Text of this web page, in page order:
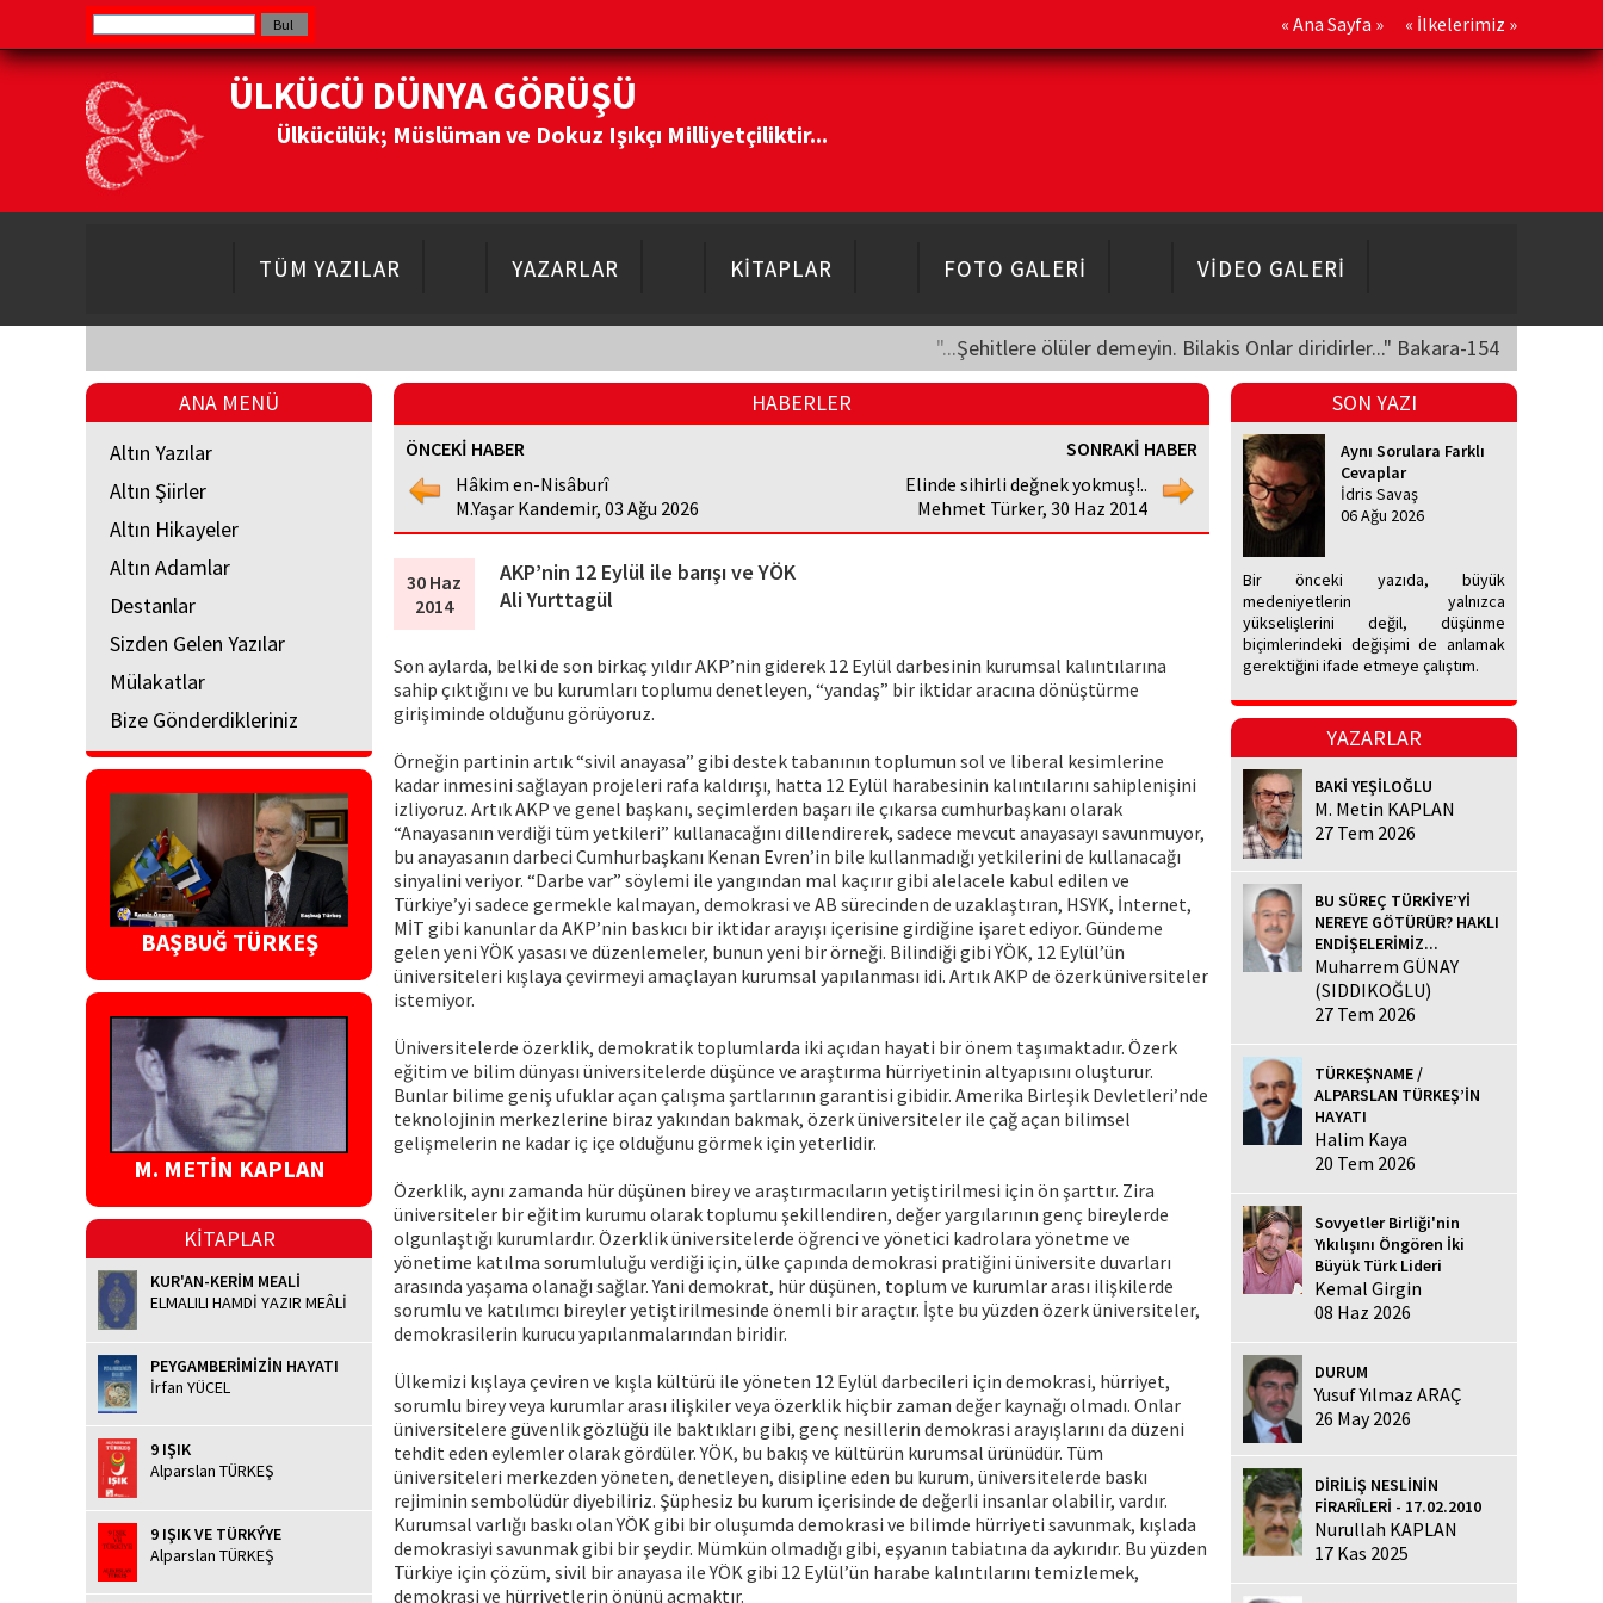
« Ana Sayfa » « İlkelerimiz »
ÜLKÜCÜ DÜNYA GÖRÜŞÜ
Ülkücülük; Müslüman ve Dokuz Işıkçı Milliyetçiliktir...
TÜM YAZILAR YAZARLAR KİTAPLAR FOTO GALERİ VİDEO GALERİ
"...Şehitlere ölüler demeyin. Bilakis Onlar diridirler..." Bakara-154
ANA MENÜ
Altın Yazılar
Altın Şiirler
Altın Hikayeler
Altın Adamlar
Destanlar
Sizden Gelen Yazılar
Mülakatlar
Bize Gönderdikleriniz
BAŞBUĞ TÜRKEŞ
M. METİN KAPLAN
KİTAPLAR
KUR'AN-KERİM MEALİ
ELMALILI HAMDİ YAZIR MEÂLİ
PEYGAMBERİMİZİN HAYATI
İrfan YÜCEL
9 IŞIK
Alparslan TÜRKEŞ
9 IŞIK VE TÜRKÝYE
Alparslan TÜRKEŞ
HABERLER
ÖNCEKİ HABER
Hâkim en-Nisâburî
M.Yaşar Kandemir, 03 Ağu 2026
SONRAKİ HABER
Elinde sihirli değnek yokmuş!..
Mehmet Türker, 30 Haz 2014
30 Haz
2014
AKP’nin 12 Eylül ile barışı ve YÖK
Ali Yurttagül
Son aylarda, belki de son birkaç yıldır AKP’nin giderek 12 Eylül darbesinin kurumsal kalıntılarına
sahip çıktığını ve bu kurumları toplumu denetleyen, “yandaş” bir iktidar aracına dönüştürme
girişiminde olduğunu görüyoruz.
Örneğin partinin artık “sivil anayasa” gibi destek tabanının toplumun sol ve liberal kesimlerine
kadar inmesini sağlayan projeleri rafa kaldırışı, hatta 12 Eylül harabesinin kalıntılarını sahiplenişini
izliyoruz. Artık AKP ve genel başkanı, seçimlerden başarı ile çıkarsa cumhurbaşkanı olarak
“Anayasanın verdiği tüm yetkileri” kullanacağını dillendirerek, sadece mevcut anayasayı savunmuyor,
bu anayasanın darbeci Cumhurbaşkanı Kenan Evren’in bile kullanmadığı yetkilerini de kullanacağı
sinyalini veriyor. “Darbe var” söylemi ile yangından mal kaçırır gibi alelacele kabul edilen ve
Türkiye’yi sadece germekle kalmayan, demokrasi ve AB sürecinden de uzaklaştıran, HSYK, İnternet,
MİT gibi kanunlar da AKP’nin baskıcı bir iktidar arayışı içerisine girdiğine işaret ediyor. Gündeme
gelen yeni YÖK yasası ve düzenlemeler, bunun yeni bir örneği. Bilindiği gibi YÖK, 12 Eylül’ün
üniversiteleri kışlaya çevirmeyi amaçlayan kurumsal yapılanması idi. Artık AKP de özerk üniversiteler
istemiyor.
Üniversitelerde özerklik, demokratik toplumlarda iki açıdan hayati bir önem taşımaktadır. Özerk
eğitim ve bilim dünyası üniversitelerde düşünce ve araştırma hürriyetinin altyapısını oluşturur.
Bunlar bilime geniş ufuklar açan çalışma şartlarının garantisi gibidir. Amerika Birleşik Devletleri’nde
teknolojinin merkezlerine biraz yakından bakmak, özerk üniversiteler ile çağ açan bilimsel
gelişmelerin ne kadar iç içe olduğunu görmek için yeterlidir.
Özerklik, aynı zamanda hür düşünen birey ve araştırmacıların yetiştirilmesi için ön şarttır. Zira
üniversiteler bir eğitim kurumu olarak toplumu şekillendiren, değer yargılarının genç bireylerde
olgunlaştığı kurumlardır. Özerklik üniversitelerde öğrenci ve yönetici kadrolara yönetme ve
yönetime katılma sorumluluğu verdiği için, ülke çapında demokrasi pratiğini üniversite duvarları
arasında yaşama olanağı sağlar. Yani demokrat, hür düşünen, toplum ve kurumlar arası ilişkilerde
sorumlu ve katılımcı bireyler yetiştirilmesinde önemli bir araçtır. İşte bu yüzden özerk üniversiteler,
demokrasilerin kurucu yapılanmalarından biridir.
Ülkemizi kışlaya çeviren ve kışla kültürü ile yöneten 12 Eylül darbecileri için demokrasi, hürriyet,
sorumlu birey veya kurumlar arası ilişkiler veya özerklik hiçbir zaman değer kaynağı olmadı. Onlar
üniversitelere güvenlik gözlüğü ile baktıkları gibi, genç nesillerin demokrasi arayışlarını da düzeni
tehdit eden eylemler olarak gördüler. YÖK, bu bakış ve kültürün kurumsal ürünüdür. Tüm
üniversiteleri merkezden yöneten, denetleyen, disipline eden bu kurum, üniversitelerde baskı
rejiminin sembolüdür diyebiliriz. Şüphesiz bu kurum içerisinde de değerli insanlar olabilir, vardır.
Kurumsal varlığı baskı olan YÖK gibi bir oluşumda demokrasi ve bilimde hürriyeti savunmak, kışlada
demokrasiyi savunmak gibi bir şeydir. Mümkün olmadığı gibi, eşyanın tabiatına da aykırıdır. Bu yüzden
Türkiye için çözüm, sivil bir anayasa ile YÖK gibi 12 Eylül’ün harabe kalıntılarını temizlemek,
demokrasi ve hürriyetlerin önünü açmaktır.
SON YAZI
Aynı Sorulara Farklı
Cevaplar
İdris Savaş
06 Ağu 2026
Bir önceki yazıda, büyük
medeniyetlerin yalnızca
yükselişlerini değil, düşünme
biçimlerindeki değişimi de anlamak
gerektiğini ifade etmeye çalıştım.
YAZARLAR
BAKİ YEŞİLOĞLU
M. Metin KAPLAN
27 Tem 2026
BU SÜREÇ TÜRKİYE’Yİ
NEREYE GÖTÜRÜR? HAKLI
ENDİŞELERİMİZ...
Muharrem GÜNAY
(SIDDIKOĞLU)
27 Tem 2026
TÜRKEŞNAME /
ALPARSLAN TÜRKEŞ’İN
HAYATI
Halim Kaya
20 Tem 2026
Sovyetler Birliği'nin
Yıkılışını Öngören İki
Büyük Türk Lideri
Kemal Girgin
08 Haz 2026
DURUM
Yusuf Yılmaz ARAÇ
26 May 2026
DİRİLİŞ NESLİNİN
FİRARÎLERİ - 17.02.2010
Nurullah KAPLAN
17 Kas 2025